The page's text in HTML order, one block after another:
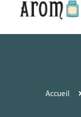
Accueil